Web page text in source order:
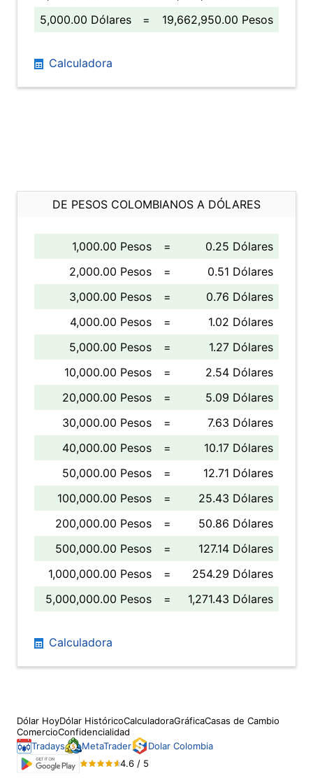
5,000.00 Dólares
= 19,662,950.00 Pesos
Calculadora
DE PESOS COLOMBIANOS A DÓLARES
1,000.00 Pesos =
0.25 Dólares
2,000.00 Pesos
=
0.51 Dólares
3,000.00 Pesos
=
0.76 Dólares
4,000.00 Pesos
=
1.02 Dólares
5,000.00 Pesos
=
1.27 Dólares
10,000.00 Pesos
=
2.54 Dólares
20,000.00 Pesos
=
5.09 Dólares
30,000.00 Pesos
=
7.63 Dólares
40,000.00 Pesos
=
10.17 Dólares
50,000.00 Pesos
=
12.71 Dólares
100,000.00 Pesos
=
25.43 Dólares
200,000.00 Pesos
=
50.86 Dólares
500,000.00 Pesos
=
127.14 Dólares
1,000,000.00 Pesos
=
254.29 Dólares
5,000,000.00 Pesos
= 1,271.43 Dólares
Calculadora
Dólar HoyDólar HistóricoCalculadoraGráficaCasas de Cambio
ComercioConfidencialidad
Tradays
MetaTrader
Dolar Colombia
4.6 / 5